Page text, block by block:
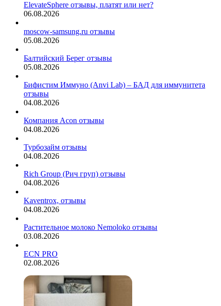
ElevateSphere отзывы, платят или нет?
06.08.2026
moscow-samsung.ru отзывы
05.08.2026
Балтийский Берег отзывы
05.08.2026
Бифистим Иммуно (Anvi Lab) – БАД для иммунитета
отзывы
04.08.2026
Компания Acon отзывы
04.08.2026
Турбозайм отзывы
04.08.2026
Rich Group (Рич груп) отзывы
04.08.2026
Kaventrox, отзывы
04.08.2026
Растительное молоко Nemoloko отзывы
03.08.2026
ECN PRO
02.08.2026